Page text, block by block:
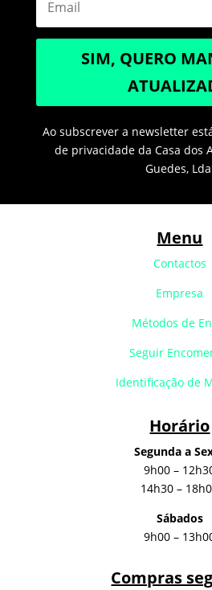
SIM, QUERO
Ao subscrever a newsletter
de privacidade da Casa dos
Guedes,
Menu
Contactos
Empresa
Métodos de
Seguir
Identificação de
Horário
Segunda a
9h00 –
14h30 –
Sábados
9h00 –
Compras